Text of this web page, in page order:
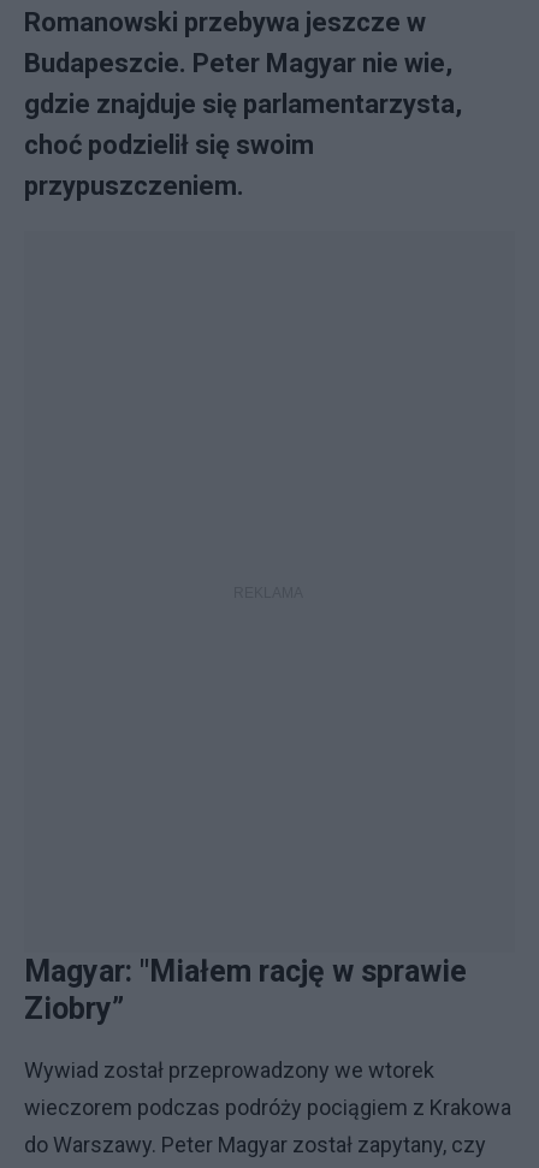
Romanowski przebywa jeszcze w
Budapeszcie. Peter Magyar nie wie,
gdzie znajduje się parlamentarzysta,
choć podzielił się swoim
przypuszczeniem.
Magyar: "Miałem rację w sprawie
Ziobry”
Wywiad został przeprowadzony we wtorek
wieczorem podczas podróży pociągiem z Krakowa
do Warszawy. Peter Magyar został zapytany, czy